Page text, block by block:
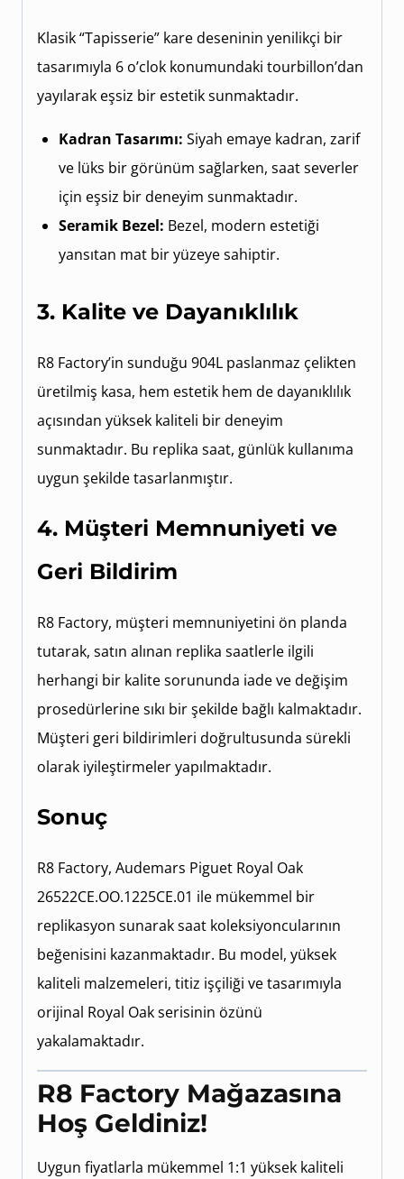
Klasik “Tapisserie” kare deseninin yenilikçi bir
tasarımıyla 6 o’clok konumundaki tourbillon’dan
yayılarak eşsiz bir estetik sunmaktadır.
Kadran Tasarımı: Siyah emaye kadran, zarif
ve lüks bir görünüm sağlarken, saat severler
için eşsiz bir deneyim sunmaktadır.
Seramik Bezel: Bezel, modern estetiği
yansıtan mat bir yüzeye sahiptir.
3. Kalite ve Dayanıklılık
R8 Factory’in sunduğu 904L paslanmaz çelikten
üretilmiş kasa, hem estetik hem de dayanıklılık
açısından yüksek kaliteli bir deneyim
sunmaktadır. Bu replika saat, günlük kullanıma
uygun şekilde tasarlanmıştır.
4. Müşteri Memnuniyeti ve
Geri Bildirim
R8 Factory, müşteri memnuniyetini ön planda
tutarak, satın alınan replika saatlerle ilgili
herhangi bir kalite sorununda iade ve değişim
prosedürlerine sıkı bir şekilde bağlı kalmaktadır.
Müşteri geri bildirimleri doğrultusunda sürekli
olarak iyileştirmeler yapılmaktadır.
Sonuç
R8 Factory, Audemars Piguet Royal Oak
26522CE.OO.1225CE.01 ile mükemmel bir
replikasyon sunarak saat koleksiyoncularının
beğenisini kazanmaktadır. Bu model, yüksek
kaliteli malzemeleri, titiz işçiliği ve tasarımıyla
orijinal Royal Oak serisinin özünü
yakalamaktadır.
R8 Factory Mağazasına
Hoş Geldiniz!
Uygun fiyatlarla mükemmel 1:1 yüksek kaliteli